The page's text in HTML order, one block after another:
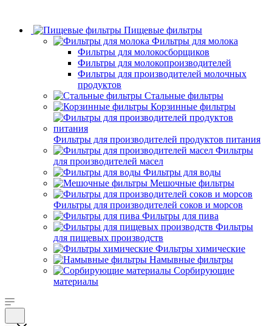
Пищевые фильтры
Фильтры для молока
Фильтры для молокосборщиков
Фильтры для молокопроизводителей
Фильтры для производителей молочных
продуктов
Стальные фильтры
Корзинные фильтры
Фильтры для производителей продуктов питания
Фильтры
для производителей масел
Фильтры для воды
Мешочные фильтры
Фильтры для производителей соков и морсов
Фильтры для пива
Фильтры
для пищевых производств
Фильтры химические
Намывные фильтры
Сорбирующие
материалы